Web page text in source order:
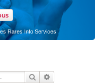
Rares Info Services
Rechercher